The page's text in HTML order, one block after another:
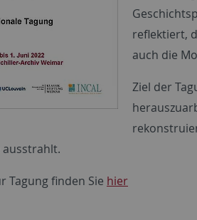
reflektiert,
auch die
Ziel der
Tagung finden Sie hier